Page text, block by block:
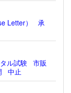
Letter）
承
ル試験 市販
中止